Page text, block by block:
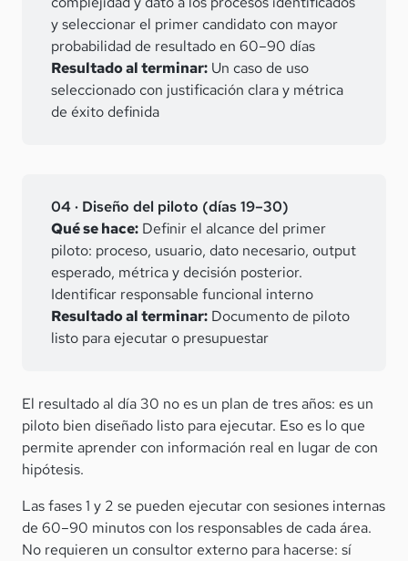
y seleccionar el primer candidato con mayor
probabilidad de resultado en 60–90 días
Resultado al terminar: Un caso de uso
seleccionado con justificación clara y métrica
de éxito definida
04 · Diseño del piloto (días 19–30)
Qué se hace: Definir el alcance del primer
piloto: proceso, usuario, dato necesario, output
esperado, métrica y decisión posterior.
Identificar responsable funcional interno
Resultado al terminar: Documento de piloto
listo para ejecutar o presupuestar
El resultado al día 30 no es un plan de tres años: es un
piloto bien diseñado listo para ejecutar. Eso es lo que
permite aprender con información real en lugar de con
hipótesis.
Las fases 1 y 2 se pueden ejecutar con sesiones internas
de 60–90 minutos con los responsables de cada área.
No requieren un consultor externo para hacerse: sí